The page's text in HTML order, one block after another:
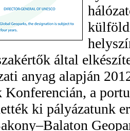
által
anyag alapján
Konferencián, a
ki pályázatunk